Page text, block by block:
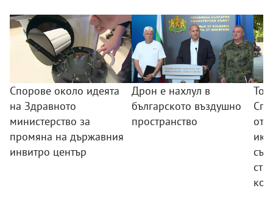
Спорове около идеята
на Здравното
министерство за
промяна на държавния
инвитро център
Дрон е нахлул в
българското въздушно
пространство